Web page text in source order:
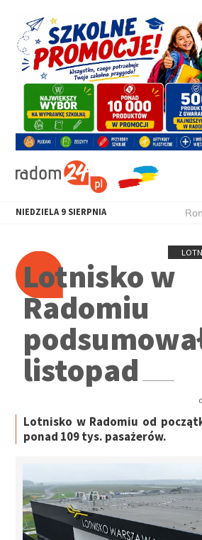
NIEDZIELA 9 SIERPNIA
Lotnisko w
Radomiu
listopad
Lotnisko w Radomiu od
ponad 109 tys. pasażerów.